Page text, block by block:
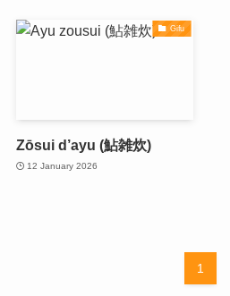
Gifu
Zōsui d’ayu (鮎雑炊)
12 January 2026
1